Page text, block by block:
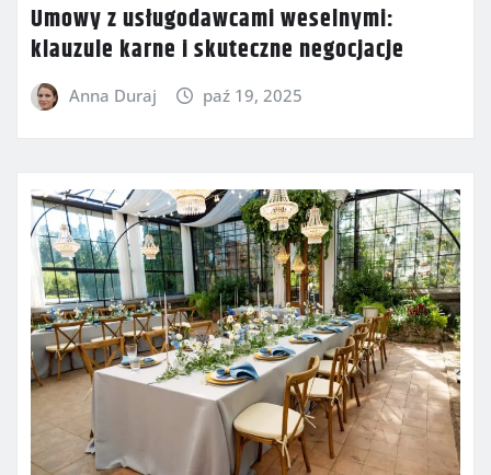
Umowy z usługodawcami weselnymi:
klauzule karne i skuteczne negocjacje
Anna Duraj paź 19, 2025